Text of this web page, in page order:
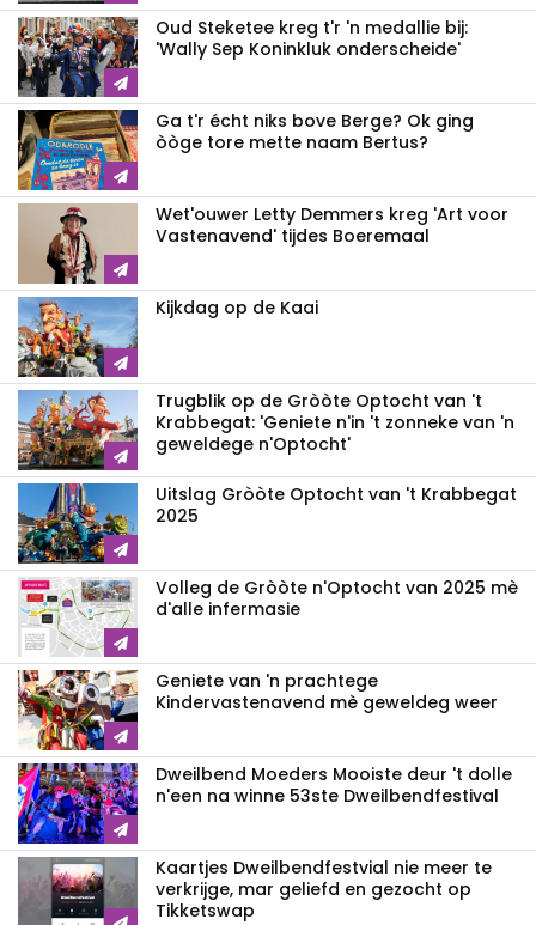
Oud Steketee kreg t'r 'n medallie bij:
'Wally Sep Koninkluk onderscheide'
Ga t'r écht niks bove Berge? Ok ging
òòge tore mette naam Bertus?
Wet'ouwer Letty Demmers kreg 'Art voor
Vastenavend' tijdes Boeremaal
Kijkdag op de Kaai
Trugblik op de Gròòte Optocht van 't
Krabbegat: 'Geniete n'in 't zonneke van 'n
geweldege n'Optocht'
Uitslag Gròòte Optocht van 't Krabbegat
2025
Volleg de Gròòte n'Optocht van 2025 mè
d'alle infermasie
Geniete van 'n prachtege
Kindervastenavend mè geweldeg weer
Dweilbend Moeders Mooiste deur 't dolle
n'een na winne 53ste Dweilbendfestival
Kaartjes Dweilbendfestvial nie meer te
verkrijge, mar geliefd en gezocht op
Tikketswap